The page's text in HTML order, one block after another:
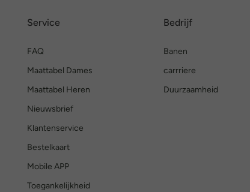
Service
FAQ
Maattabel Dames
Maattabel Heren
Nieuwsbrief
Klantenservice
Bestelkaart
Mobile APP
Toegankelijkheid
Bedrijf
Banen
carrriere
Duurzaamheid